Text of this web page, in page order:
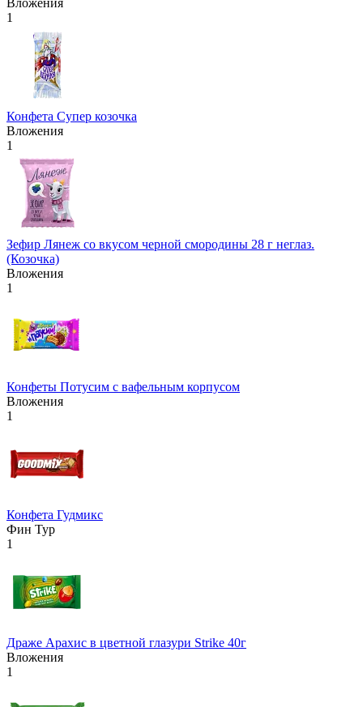
1
Конфета Супер козочка
Вложения
1
Зефир Лянеж со вкусом черной смородины 28 г неглаз.
(Козочка)
Вложения
1
Конфеты Потусим с вафельным корпусом
Вложения
1
Конфета Гудмикс
Фин Тур
1
Драже Арахис в цветной глазури Strike 40г
Вложения
1